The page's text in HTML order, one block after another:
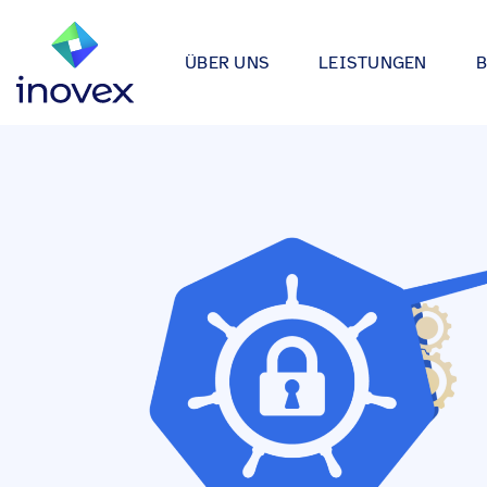
ÜBER UNS
Forschung & Entwicklung
Engagement
inovex Journal
Standorte
inovex Switzerland AG
LEISTUNGEN
Data & AI
Wir entwickeln Strategien,
Anwendungen rund um Data
Infrastrukturprojekte
Moderne Architekturen durch
Platform Engineering,
Finance
Industrie
Media &
Medical